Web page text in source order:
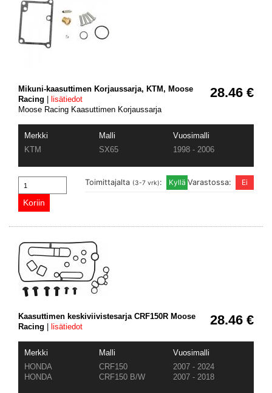
28.46 €
Mikuni-kaasuttimen Korjaussarja, KTM, Moose
Racing
lisätiedot
Moose Racing Kaasuttimen Korjaussarja
Merkki Malli
Vuosimalli
KTM
SX65 1998 - 2006
Varastossa:
Toimittajalta (3-7 vrk):
28.46 €
Kaasuttimen keskiviivistesarja CRF150R Moose
Racing
lisätiedot
Merkki Malli
Vuosimalli
HONDA
CRF150
2007 - 2024
HONDA
CRF150 B/W 2007 - 2018